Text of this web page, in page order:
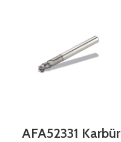
AFA52331 Karbür